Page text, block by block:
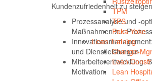
TPM
TPS
Poka Yoke
Lean Training
Change-
Lean
Lean
Kundenzufriedenheit zu
Prozessanalyse und -
Maßnahmen zur
und Dienstleistungen
Mitarbeiterentwicklung:
Motivation.